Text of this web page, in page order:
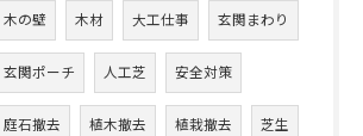
木の壁 木材 大工仕事 玄関まわり
玄関ポーチ 人工芝 安全対策
庭石撤去 植木撤去 植栽撤去 芝生